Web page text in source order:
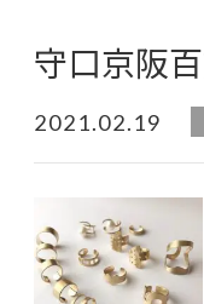
守口京阪
2021.02.19